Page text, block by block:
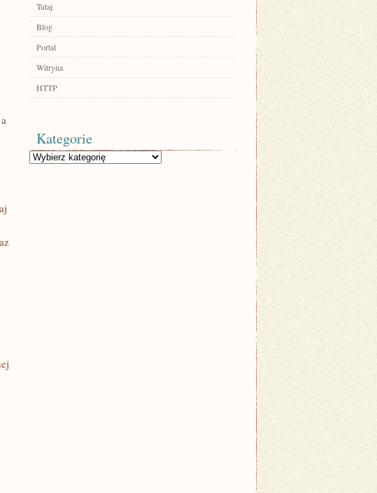
Tutaj
Blog
Portal
Witryna
HTTP
Kategorie
Kategorie